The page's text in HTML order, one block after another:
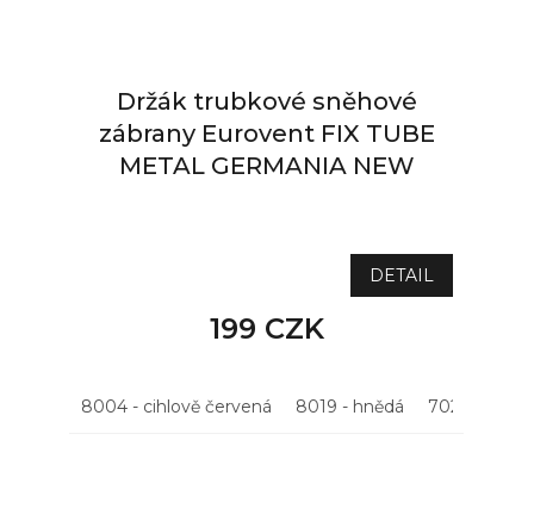
Držák trubkové sněhové
zábrany Eurovent FIX TUBE
METAL GERMANIA NEW
199 CZK
DETAIL
8004 - cihlově červená 8019 - hnědá 7021 -